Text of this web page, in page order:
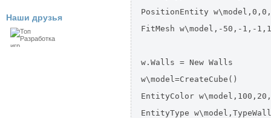
PositionEntity
FitMesh w\model,-50,-1,-
w.Walls = New Walls
w\model=CreateCube()
EntityColor
EntityType
Наши друзья